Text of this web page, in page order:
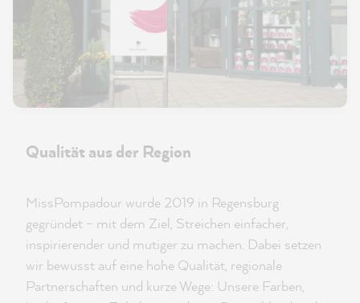
Qualität aus der Region
MissPompadour wurde 2019 in Regensburg
gegründet – mit dem Ziel, Streichen einfacher,
inspirierender und mutiger zu machen. Dabei setzen
wir bewusst auf eine hohe Qualität, regionale
Partnerschaften und kurze Wege: Unsere Farben,